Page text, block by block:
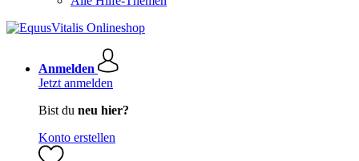
Anmelden
Jetzt anmelden
Bist du neu hier?
Konto erstellen